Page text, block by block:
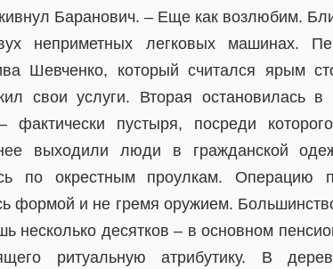
Баранович. – Еще как возлюбим.
неприметных легковых машинах.
Шевченко, который считался ярым
свои услуги. Вторая остановилась
фактически пустыря, посреди
выходили люди в гражданской
по окрестным проулкам. Операцию
формой и не гремя оружием.
несколько десятков – в основном
ритуальную атрибутику. В